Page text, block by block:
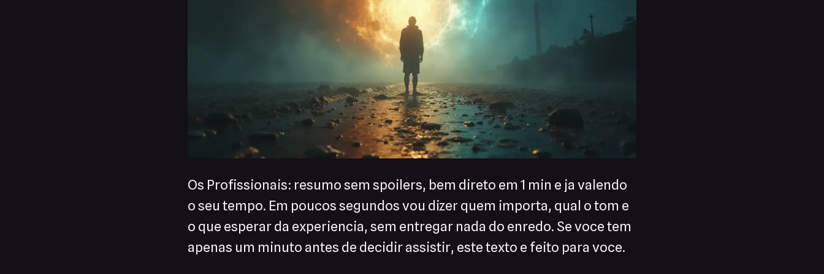
Os Profissionais: resumo sem spoilers, bem direto em 1 min e ja valendo
o seu tempo. Em poucos segundos vou dizer quem importa, qual o tom e
o que esperar da experiencia, sem entregar nada do enredo. Se voce tem
apenas um minuto antes de decidir assistir, este texto e feito para voce.